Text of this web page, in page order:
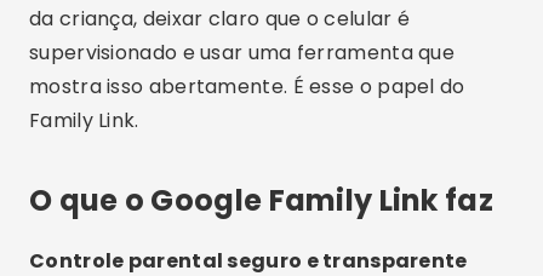
da criança, deixar claro que o celular é
supervisionado e usar uma ferramenta que
mostra isso abertamente. É esse o papel do
Family Link.
O que o Google Family Link faz
Controle parental seguro e transparente